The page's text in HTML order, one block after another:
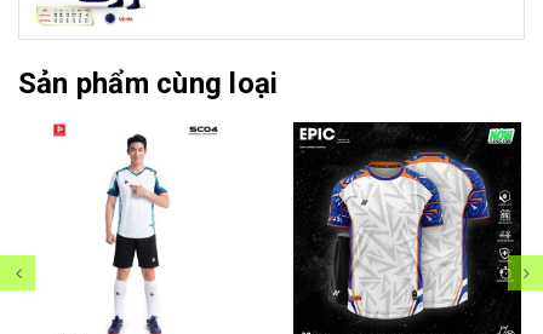
Sản phẩm cùng loại